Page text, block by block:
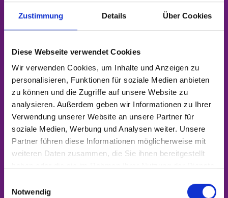
Zustimmung Details Über Cookies
Diese Webseite verwendet Cookies
Wir verwenden Cookies, um Inhalte und Anzeigen zu
personalisieren, Funktionen für soziale Medien anbieten
zu können und die Zugriffe auf unsere Website zu
analysieren. Außerdem geben wir Informationen zu Ihrer
Verwendung unserer Website an unsere Partner für
soziale Medien, Werbung und Analysen weiter. Unsere
Partner führen diese Informationen möglicherweise mit
weiteren Daten zusammen, die Sie ihnen bereitgestellt
Notwendig
CMA-Stellungnahme zum Entwurf
zur Änderung des KSpG
ausdrücklich die Initiative der Bundesregierung, mit